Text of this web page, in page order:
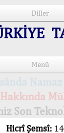
Diller
Menü
Son
Hicrî Şemsî: